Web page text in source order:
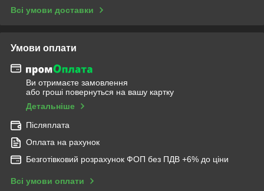
Всі умови доставки
Умови оплати
Ви отримаєте замовлення
або гроші повернуться на вашу картку
Детальніше
Післяплата
Оплата на рахунок
Безготівковий розрахунок ФОП без ПДВ +6% до ціни
Всі умови оплати